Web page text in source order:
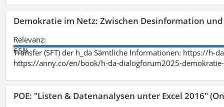
Demokratie im Netz: Zwischen Desinformation
Relevanz:
65%
Transfer (SFT) der h_da Sämtliche Informationen: https://
https://anny.co/en/book/h-da-dialogforum2025-
POE: "Listen & Datenanalysen unter Excel 2016"